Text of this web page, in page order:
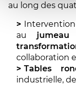
au long des
au
collaboration
Tables
industrielle,